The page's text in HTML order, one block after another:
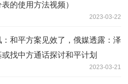
表的使用方法视频）
2023-03-22
：和平方案见效了，俄媒透露：泽
找中方通话探讨和平计划
2023-03-21